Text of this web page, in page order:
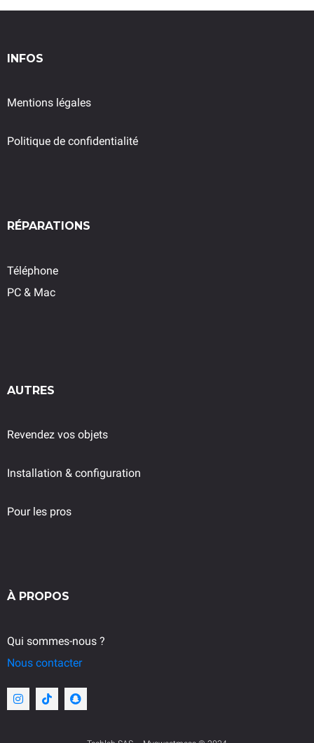
INFOS
Mentions légales
Politique de confidentialité
RÉPARATIONS
Téléphone
PC & Mac
AUTRES
Revendez vos objets
Installation & configuration
Pour les pros
À PROPOS
Qui sommes-nous ?
Nous contacter